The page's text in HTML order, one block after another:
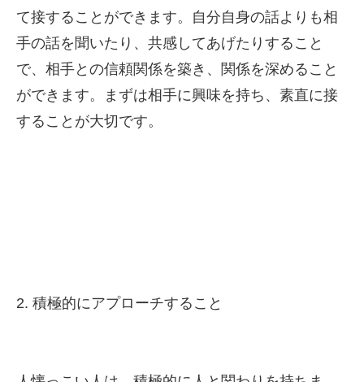
て接することができます。自分自身の話よりも相
手の話を聞いたり、共感してあげたりすること
で、相手との信頼関係を築き、関係を深めること
ができます。まずは相手に興味を持ち、素直に接
することが大切です。
2. 積極的にアプローチすること